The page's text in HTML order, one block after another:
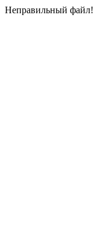
Неправильный файл!